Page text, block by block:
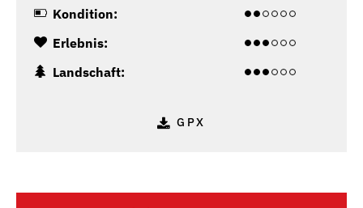
Kondition:
Erlebnis:
Landschaft:
GPX